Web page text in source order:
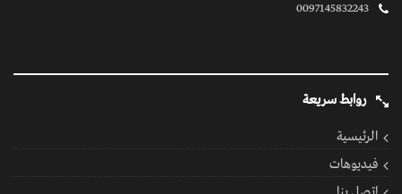
0097145832243
روابط سريعة
الرئيسية
فيديوهات